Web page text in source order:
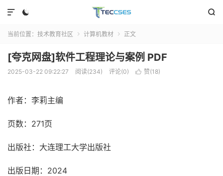
 

当前位置： 技术教育社区  计算机教材  正文
[夸克网盘]软件工程理论与案例 PDF
2025-03-22 09:22:27 阅读(234) 评论(0)  赞(18)
作者：李莉主编
页数：271页
出版社：大连理工大学出版社
出版日期：2024